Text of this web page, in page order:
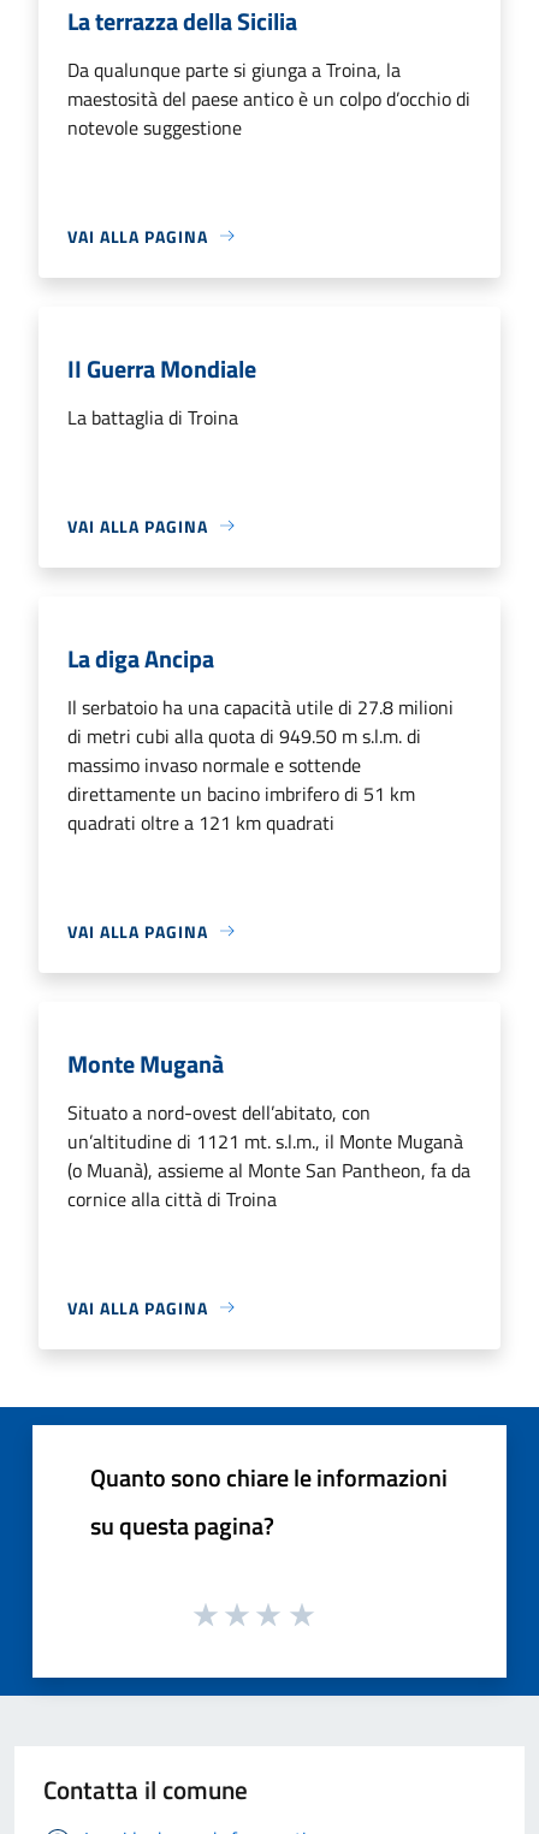
La terrazza della Sicilia
Da qualunque parte si giunga a Troina, la
maestosità del paese antico è un colpo d’occhio di
notevole suggestione
VAI ALLA PAGINA
II Guerra Mondiale
La battaglia di Troina
VAI ALLA PAGINA
La diga Ancipa
Il serbatoio ha una capacità utile di 27.8 milioni
di metri cubi alla quota di 949.50 m s.l.m. di
massimo invaso normale e sottende
direttamente un bacino imbrifero di 51 km
quadrati oltre a 121 km quadrati
VAI ALLA PAGINA
Monte Muganà
Situato a nord-ovest dell’abitato, con
un’altitudine di 1121 mt. s.l.m., il Monte Muganà
(o Muanà), assieme al Monte San Pantheon, fa da
cornice alla città di Troina
VAI ALLA PAGINA
Quanto sono chiare le informazioni
su questa pagina?
Contatta il comune